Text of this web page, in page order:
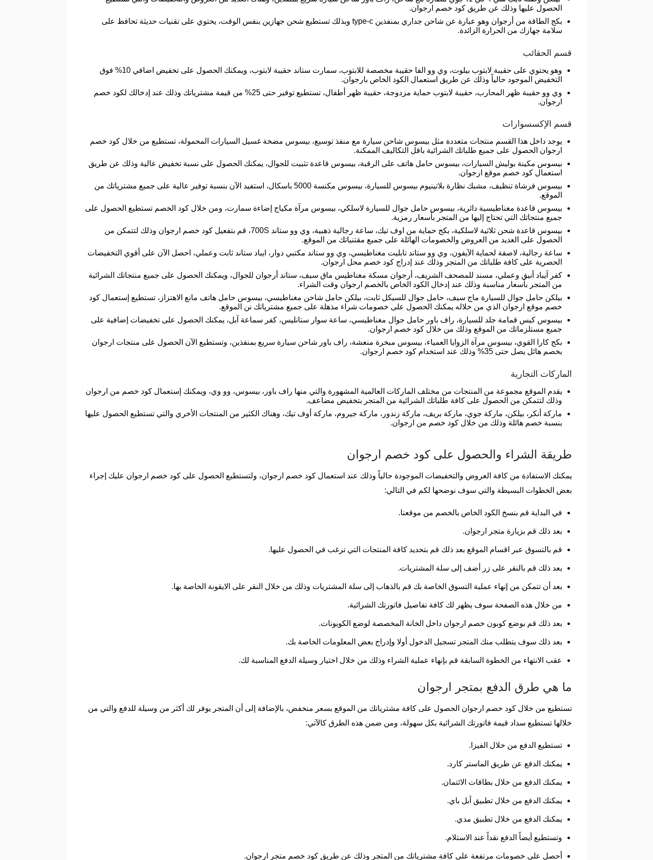
الحصول عليها وذلك عن طريق كود خصم ارجوان.
بكج الطاقة من أرجوان وهو عبارة عن شاحن جداري بمنفذين type-c وبذلك تستطيع شحن جهازين بنفس الوقت، يحتوي على تقنيات حديثة تحافظ على
سلامة جهازك من الحرارة الزائدة.
قسم الحقائب
وهو يحتوي على حقيبة لابتوب بيلوت، وي وو الفا حقيبة مخصصة للابتوب، سمارت ستاند حقيبة لابتوب، ويمكنك الحصول على تخفيض اضافي 10% فوق
التخفيض الموجود حالياً وذلك عن طريق استعمال الكود الخاص بارجوان.
وي وو حقيبة ظهر المحارب، حقيبة لابتوب حماية مزدوجة، حقيبة ظهر أطفال، تستطيع توفير حتى 25% من قيمة مشترياتك وذلك عند إدخالك لكود خصم
ارجوان.
قسم الإكسسوارات
يوجد داخل هذا القسم منتجات متعددة مثل بيسوس شاحن سيارة مع منفذ توسيع، بيسوس مضخة غسيل السيارات المحمولة، تستطيع من خلال كود خصم
ارجوان الحصول على جميع طلباتك الشرائية باقل التكاليف الممكنة.
بيسوس مكينة بوليش السيارات، بيسوس حامل هاتف على الرقبة، بيسوس قاعدة تثبيت للجوال، يمكنك الحصول على نسبة تخفيض عالية وذلك عن طريق
استعمال كود خصم موقع ارجوان.
بيسوس فرشاة تنظيف، مشبك نظارة بلاتينيوم بيسوس للسيارة، بيسوس مكنسة 5000 باسكال، استفيد الآن بنسبة توفير عالية على جميع مشترياتك من
الموقع.
بيسوس قاعدة مغناطيسية دائرية، بيسوس حامل جوال للسيارة لاسلكي، بيسوس مرآة مكياج إضاءة سمارت، ومن خلال كود الخصم تستطيع الحصول على
جميع منتجاتك التي تحتاج إليها من المتجر بأسعار رمزية.
بيسوس قاعدة شحن ثلاثية لاسلكية، بكج حماية من اوف تيك، ساعة رجالية ذهبية، وي وو ستاند 700S، قم بتفعيل كود خصم ارجوان وذلك لتتمكن من
الحصول على العديد من العروض والخصومات الهائلة على جميع مقتنياتك من الموقع.
ساعة رجالية، لاصقة لحماية الآيفون، وي وو ستاند تابليت مغناطيسي، وي وو ستاند مكتبي دوار، ايباد ستاند ثابت وعملي، احصل الآن على أقوي التخفيضات
الحصرية على كافة طلباتك من المتجر وذلك عند إدراج كود خصم محل ارجوان.
كفر آيباد أنيق وعملي، مسند للمصحف الشريف، أرجوان مسكة مغناطيس ماق سيف، ستاند أرجوان للجوال، ويمكنك الحصول على جميع منتجاتك الشرائية
من المتجر بأسعار مناسبة وذلك عند إدخال الكود الخاص بالخصم ارجوان وقت الشراء.
بيلكن حامل جوال للسيارة ماج سيف، حامل جوال للسيكل ثابت، بيلكن حامل شاحن مغناطيسي، بيسوس حامل هاتف مانع الاهتزاز، تستطيع إستعمال كود
خصم موقع ارجوان الذي من خلاله يمكنك الحصول على خصومات شراء مذهلة على جميع مشترياتك نن الموقع.
بيسوس كيس قمامة جلد للسيارة، راف باور حامل جوال مغناطيسي، ساعة سوار ستانليس، كفر سماعة آبل، يمكنك الحصول على تخفيضات إضافية على
جميع مستلزماتك من الموقع وذلك من خلال كود خصم ارجوان.
بكج كارا القوي، بيسوس مرآة الزوايا العمياء، بيسوس مبخرة منعشة، راف باور شاحن سيارة سريع بمنفذين، وتستطيع الآن الحصول على منتجات ارجوان
بخصم هائل يصل حتى 35% وذلك عند استخدام كود خصم ارجوان.
الماركات التجارية
يقدم الموقع مجموعة من المنتجات من مختلف الماركات العالمية المشهورة والتي منها راف باور، بيسوس، وو وي، ويمكنك إستعمال كود خصم من ارجوان
وذلك لتتمكن من الحصول على كافة طلباتك الشرائية من المتجر بتخفيض مضاعف.
ماركة أنكر، بيلكن، ماركة جوي، ماركة بريف، ماركة زندور، ماركة جيروم، ماركة أوف تيك، وهناك الكثير من المنتجات الأخري والتي تستطيع الحصول عليها
بنسبة خصم هائلة وذلك من خلال كود خصم من ارجوان.
طريقة الشراء والحصول على كود خصم ارجوان
يمكنك الاستفادة من كافة العروض والتخفيضات الموجودة حالياً وذلك عند استعمال كود خصم ارجوان، ولتستطيع الحصول على كود خصم ارجوان عليك إجراء
بعض الخطوات البسيطة والتي سوف نوضحها لكم في التالي:
في البداية قم بنسخ الكود الخاص بالخصم من موقعنا.
بعد ذلك قم بزيارة متجر ارجوان.
قم بالتسوق عبر اقسام الموقع بعد ذلك قم بتحديد كافة المنتجات التي ترغب في الحصول عليها.
بعد ذلك قم بالنقر على زر أضف إلى سلة المشتريات.
بعد أن تتمكن من إنهاء عملية التسوق الخاصة بك قم بالذهاب إلى سلة المشتريات وذلك من خلال النقر على الايقونة الخاصة بها.
من خلال هذه الصفحة سوف يظهر لك كافة تفاصيل فاتورتك الشرائية.
بعد ذلك قم بوضع كوبون خصم ارجوان داخل الخانة المخصصة لوضع الكوبونات.
بعد ذلك سوف يتطلب منك المتجر تسجيل الدخول أولا وإدراج بعض المعلومات الخاصة بك.
عقب الانتهاء من الخطوة السابقة قم بإنهاء عملية الشراء وذلك من خلال اختيار وسيلة الدفع المناسبة لك.
ما هي طرق الدفع بمتجر ارجوان
تستطيع من خلال كود خصم ارجوان الحصول على كافة مشترياتك من الموقع بسعر منخفض، بالإضافة إلى أن المتجر يوفر لك أكثر من وسيلة للدفع والتي من
خلالها تستطيع سداد قيمة فاتورتك الشرائية بكل سهولة، ومن ضمن هذه الطرق كالآتي:
تستطيع الدفع من خلال الفيزا.
يمكنك الدفع عن طريق الماستر كارد.
يمكنك الدفع من خلال بطاقات الائتمان.
يمكنك الدفع من خلال تطبيق آبل باي.
يمكنك الدفع من خلال تطبيق مدي.
وتستطيع أيضاً الدفع نقداً عند الاستلام.
أحصل على خصومات مرتفعة على كافة مشترياتك من المتجر وذلك عن طريق كود خصم متجر ارجوان.